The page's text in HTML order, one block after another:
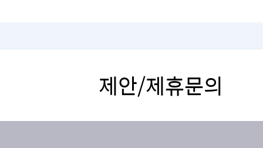
제안/제휴문의